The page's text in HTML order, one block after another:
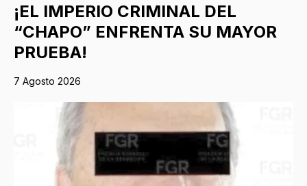
¡EL IMPERIO CRIMINAL DEL
“CHAPO” ENFRENTA SU MAYOR
PRUEBA!
7 Agosto 2026